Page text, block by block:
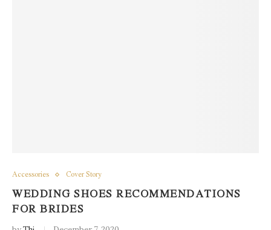
Accessories Cover Story
WEDDING SHOES RECOMMENDATIONS
FOR BRIDES